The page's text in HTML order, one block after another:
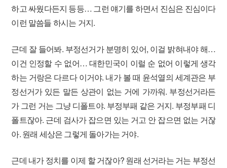
하고 싸웠다든지 등등… 그런 얘기를 하면서 진심은 진심이다
이런 말씀들 하시는 거지.
근데 잘 들어봐. 부정선거가 분명히 있어, 이걸 밝혀내야 해…
이건 인정할 수 없어… 대한민국이 이럴 순 없어 이렇게 생각
하는 거랑은 다르다 이거야. 내가 볼 때 윤석열의 세계관은 부
정선거가 있든 말든 상관이 없는 거에 가까워. 부정선거라든
가 그런 거는 그냥 디폴트야. 부정부패 같은 거지. 부정부패 디
폴트잖아. 근데 검사가 잡으면 있는 거고 안 잡으면 없는 거잖
아. 원래 세상은 그렇게 돌아가는 거야.
근데 내가 정치를 이제 할 거잖아? 원래 선거라는 거는 부정선